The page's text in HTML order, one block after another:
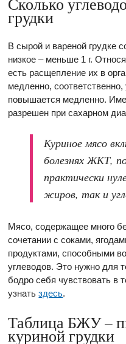
грудки
В сырой и вареной грудке
низкое – меньше 1 г.
есть расщепление их в
медленно,
повышается медленно.
разрешен при сахарном
Куриное мясо
болезнях ЖКТ,
практически
жиров, так и
Мясо, содержащее много
сочетании с соками,
продуктами, способными
углеводов. Это нужно для
бодро себя чувствовать
узнатьздесь.
Таблица БЖУ –
куриной грудки